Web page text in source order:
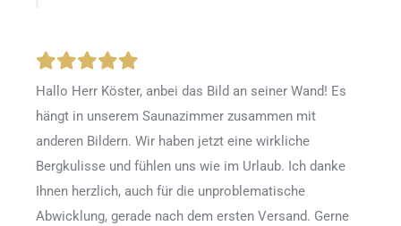
Hallo Herr Köster, anbei das Bild an seiner Wand! Es
hängt in unserem Saunazimmer zusammen mit
anderen Bildern. Wir haben jetzt eine wirkliche
Bergkulisse und fühlen uns wie im Urlaub. Ich danke
Ihnen herzlich, auch für die unproblematische
Abwicklung, gerade nach dem ersten Versand. Gerne